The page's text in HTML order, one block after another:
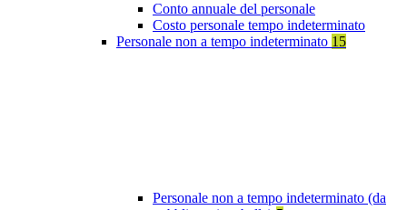
Conto annuale del personale
Costo personale tempo indeterminato
Personale non a tempo indeterminato 15
Personale non a tempo indeterminato (da